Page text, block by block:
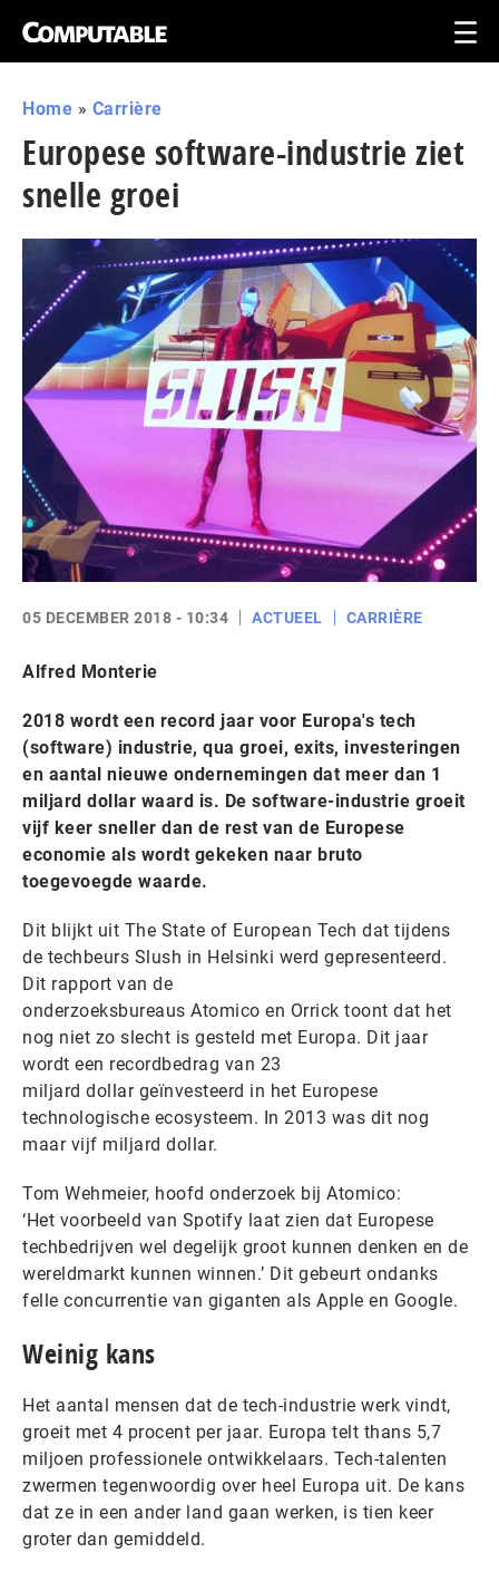
Home » Carrière
Europese software-industrie ziet
snelle groei
05 DECEMBER 2018 - 10:34 ACTUEEL CARRIÈRE
Alfred Monterie
2018 wordt een record jaar voor Europa's tech
(software) industrie, qua groei, exits, investeringen
en aantal nieuwe ondernemingen dat meer dan 1
miljard dollar waard is. De software-industrie groeit
vijf keer sneller dan de rest van de Europese
economie als wordt gekeken naar bruto
toegevoegde waarde.
Dit blijkt uit The State of European Tech dat tijdens
de techbeurs Slush in Helsinki werd gepresenteerd.
Dit rapport van de
onderzoeksbureaus Atomico en Orrick toont dat het
nog niet zo slecht is gesteld met Europa. Dit jaar
wordt een recordbedrag van 23
miljard dollar geïnvesteerd in het Europese
technologische ecosysteem. In 2013 was dit nog
maar vijf miljard dollar.
Tom Wehmeier, hoofd onderzoek bij Atomico:
‘Het voorbeeld van Spotify laat zien dat Europese
techbedrijven wel degelijk groot kunnen denken en de
wereldmarkt kunnen winnen.’ Dit gebeurt ondanks
felle concurrentie van giganten als Apple en Google.
Weinig kans
Het aantal mensen dat de tech-industrie werk vindt,
groeit met 4 procent per jaar. Europa telt thans 5,7
miljoen professionele ontwikkelaars. Tech-talenten
zwermen tegenwoordig over heel Europa uit. De kans
dat ze in een ander land gaan werken, is tien keer
groter dan gemiddeld.